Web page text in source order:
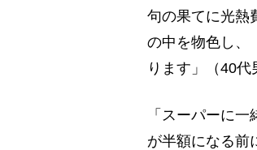
句の果てに光
の中を物色し、
ります」（40代
「スーパーに
が半額になる前